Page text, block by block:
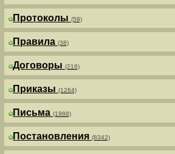
Протоколы (59)
Правила (38)
Договоры (216)
Приказы (1264)
Письма (1988)
Постановления (8342)